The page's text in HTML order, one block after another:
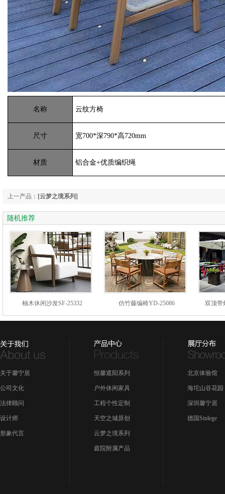
名称 云纹方椅
尺寸 宽700*深790*高720mm
材质 铝合金+优质编织绳
上一产品： [云梦之境系列]
随机推荐
柚木休闲沙发SF-25332 仿竹藤编椅YD-25086 双顶带
关于馨宁居
公司文化
法律顾问
设计师
形象代言
恒馨遮阳系列
户外休闲家具
工程个性定制
天空之城原创
云梦之境系列
庭院附属产品
北京体验馆
海坨山谷花园
深圳馨宁居
德国Sinlege